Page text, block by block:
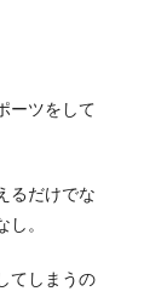
ーツをして
るだけでな
。
てしまうの